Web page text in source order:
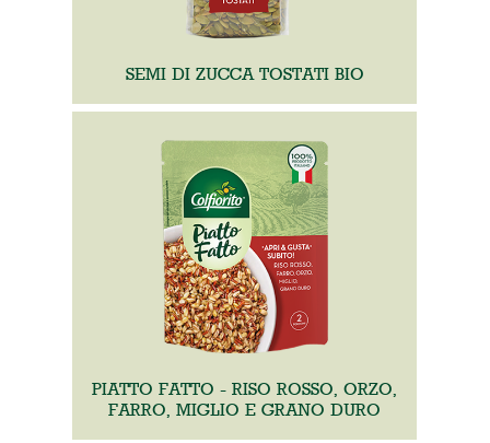
SEMI DI ZUCCA TOSTATI BIO
PIATTO FATTO - RISO ROSSO, ORZO,
FARRO, MIGLIO E GRANO DURO